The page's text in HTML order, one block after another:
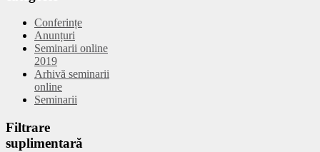
Conferințe
Anunțuri
Seminarii online
2019
Arhivă seminarii
online
Seminarii
Filtrare
suplimentară